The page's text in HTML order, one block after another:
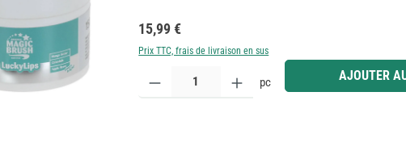
Prix régulier :
15,99 €
Prix TTC, frais de livraison en sus
Quantité de produit : Entrez la quantité souhaitée ou
pc AJOUTER